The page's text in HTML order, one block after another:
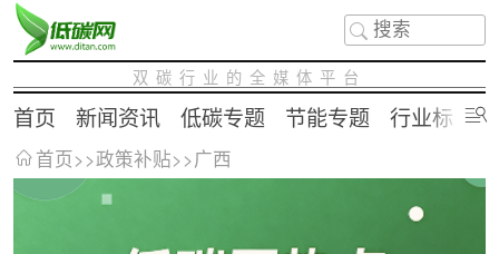
双碳行业的全媒体平台
首页 新闻资讯 低碳专题 节能专题 行业标准
首页>>政策补贴>>广西